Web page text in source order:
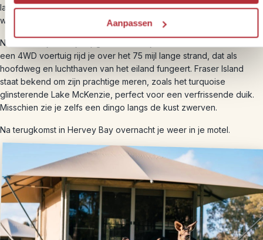
Aanpassen
landschap. In 1993 werd Fraser Island uitgeroepen tot
werelderfgoed vanwege zijn natuurlijke diversiteit.
Na het ontbijt word je opgehaald voor je Fraser Island-tour. Met
een 4WD voertuig rijd je over het 75 mijl lange strand, dat als
hoofdweg en luchthaven van het eiland fungeert. Fraser Island
staat bekend om zijn prachtige meren, zoals het turquoise
glinsterende Lake McKenzie, perfect voor een verfrissende duik.
Misschien zie je zelfs een dingo langs de kust zwerven.
Na terugkomst in Hervey Bay overnacht je weer in je motel.